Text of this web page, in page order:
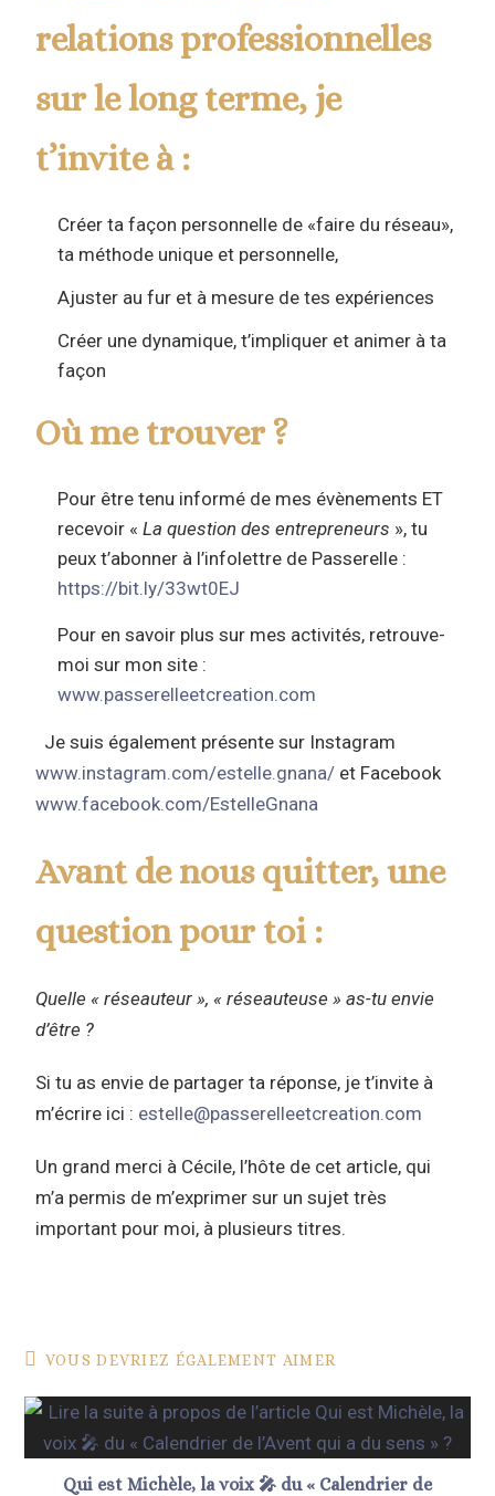
relations professionnelles
sur le long terme, je
t’invite à :
Créer ta façon personnelle de «faire du réseau»,
ta méthode unique et personnelle,
Ajuster au fur et à mesure de tes expériences
Créer une dynamique, t’impliquer et animer à ta
façon
Où me trouver ?
Pour être tenu informé de mes évènements ET
recevoir «La question des entrepreneurs », tu
peux t’abonner à l’infolettre de Passerelle :
https://bit.ly/33wt0EJ
Pour en savoir plus sur mes activités, retrouve-
moi sur mon site :
www.passerelleetcreation.com
Je suis également présente sur Instagram
www.instagram.com/estelle.gnana/ et Facebook
www.facebook.com/EstelleGnana
Avant de nous quitter, une
question pour toi :
Quelle « réseauteur », « réseauteuse » as-tu envie
d’être ?
Si tu as envie de partager ta réponse, je t’invite à
m’écrire ici : estelle@passerelleetcreation.com
Un grand merci à Cécile, l’hôte de cet article, qui
m’a permis de m’exprimer sur un sujet très
important pour moi, à plusieurs titres.
VOUS DEVRIEZ ÉGALEMENT AIMER
Qui est Michèle, la voix 🎤 du « Calendrier de